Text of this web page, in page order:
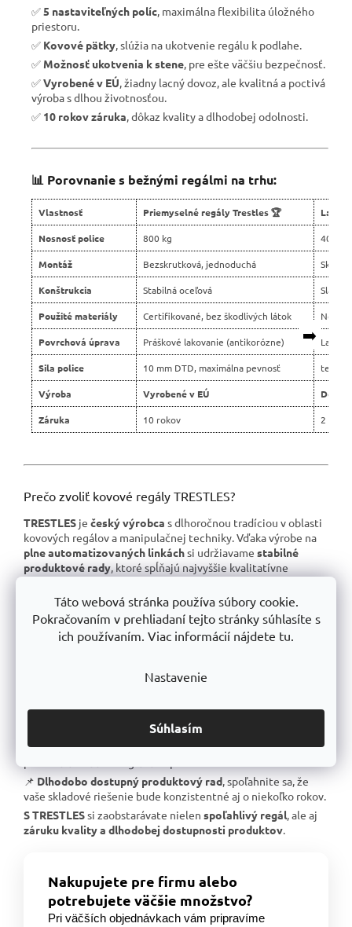
Táto webová stránka používa súbory cookie.
Pokračovaním v prehliadaní tejto stránky súhlasíte s
ich používaním. Viac informácií nájdete tu.
Nastavenie
Súhlasím
✅ 5 nastaviteľných políc , maximálna flexibilita úložného
priestoru.
✅ Kovové pätky , slúžia na ukotvenie regálu k podlahe.
✅ Možnosť ukotvenia k stene , pre ešte väčšiu bezpečnosť.
✅Vyrobené v EÚ , žiadny lacný dovoz, ale kvalitná a poctivá
výroba s dlhou životnosťou.
✅ 10 rokov záruka , dôkaz kvality a dlhodobej odolnosti.
📊 Porovnanie s bežnými regálmi na trhu:
➡️
Vlastnosť Priemyselné regály Trestles 🏆 Lacné
Nosnosť police 800 kg 400 kg
Montáž Bezskrutková, jednoduchá
Konštrukcia Stabilná oceľová Slabší
Použité materiály Certifikované, bez škodlivých látok
Povrchová úprava Práškové lakovanie (antikorózne) Lacné
Sila police 10 mm DTD, maximálna pevnosť tenšie
Výroba Vyrobené v EÚ Dovoz
Záruka 10 rokov 2 roky
Prečo zvoliť kovové regály TRESTLES?
TRESTLES je český výrobca s dlhoročnou tradíciou v oblasti
kovových regálov a manipulačnej techniky. Vďaka výrobe na
plne automatizovaných linkáchsi udržiavame stabilné
produktové rady , ktoré spĺňajú najvyššie kvalitatívne
Skvelá stabilita
, pevná oceľová konštrukcia testovaná na
extrémne zaťaženie.
Garantovaná nosnosť , každý regál je certifikovaný na
Perfektná ergonómia, jednoduchá manipulácia a
📌Bezkonkurenčný pomer kvalita/cena, výborné
spracovanie za férovú cenu.
📌Podpora českej výroby, investujeme do lokálnej
📌 Dlhodobo dostupný produktový rad , spoľahnite sa, že
vaše skladové riešenie bude konzistentné aj o niekoľko rokov.
S TRESTLESsi zaobstarávate nielen spoľahlivý regál , ale aj
záruku kvality a dlhodobej dostupnosti produktov
Nakupujete pre firmu alebo
potrebujete väčšie množstvo?
Pri väčších objednávkach vám pripravíme